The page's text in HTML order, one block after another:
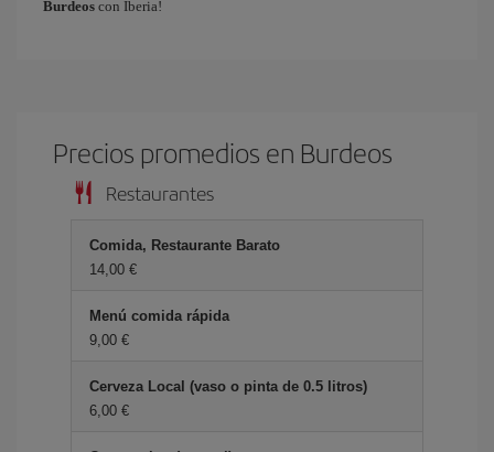
Burdeos con Iberia!
Precios promedios en Burdeos
Restaurantes
Comida, Restaurante Barato
14,00 €
Menú comida rápida
9,00 €
Cerveza Local (vaso o pinta de 0.5 litros)
6,00 €